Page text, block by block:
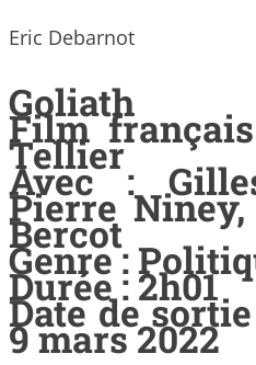
Eric Debarnot
Goliath
Film
Tellier
Avec :
Pierre
Bercot
Genre :
Durée : 2h01
Date de
9 mars 2022